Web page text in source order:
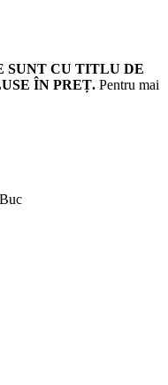
SUNT CU TITLU DE
ÎN PREȚ. Pentru mai
Buc